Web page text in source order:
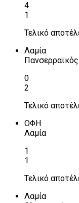
4
1
Τελικό
Λαμία
Πανσερραϊκός
0
2
Τελικό
ΟΦΗ
Λαμία
1
1
Τελικό
Λαμία